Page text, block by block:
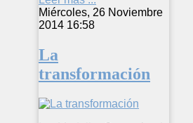
Miércoles, 26 Noviembre
2014 16:58
La
transformación